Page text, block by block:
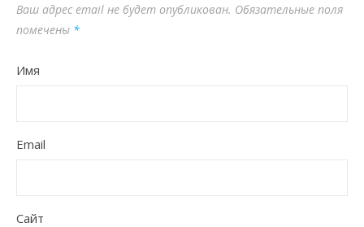
Ваш адрес email не будет опубликован. Обязательные поля
помечены *
Имя
Email
Сайт